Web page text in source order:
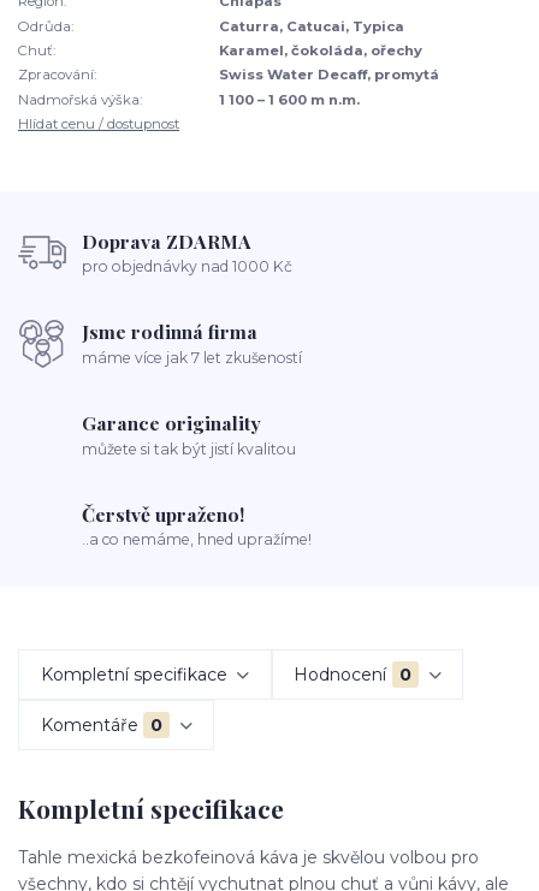
Odrůda:
Caturra, Catucai, Typica
Chuť:
Karamel, čokoláda, ořechy
Zpracování:
Swiss Water Decaff, promytá
Nadmořská výška:
1 100 – 1 600 m n.m.
Hlídat cenu / dostupnost
Doprava ZDARMA
pro objednávky nad 1000 Kč
Jsme rodinná firma
máme více jak 7 let zkušeností
Garance originality
můžete si tak být jistí kvalitou
Čerstvě upraženo!
..a co nemáme, hned upražíme!
Kompletní specifikace Hodnocení 0
Komentáře 0
Kompletní specifikace
Tahle mexická bezkofeinová káva je skvělou volbou pro
všechny, kdo si chtějí vychutnat plnou chuť a vůni kávy, ale